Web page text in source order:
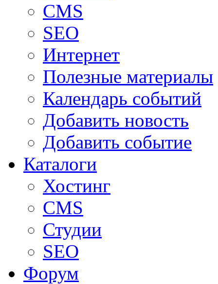
CMS
SEO
Интернет
Полезные материалы
Календарь событий
Добавить новость
Добавить событие
Каталоги
Хостинг
CMS
Студии
SEO
Форум